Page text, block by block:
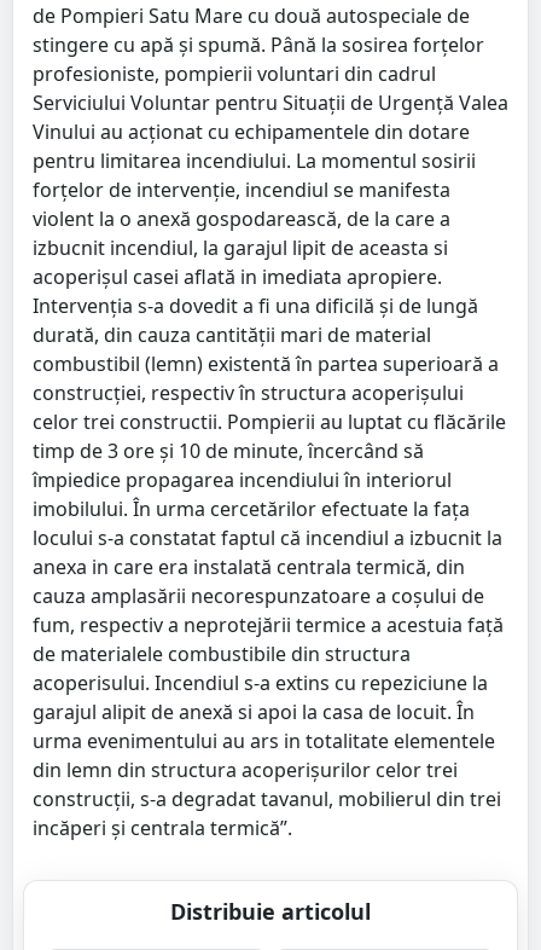
de Pompieri Satu Mare cu două autospeciale de
stingere cu apă și spumă. Până la sosirea forțelor
profesioniste, pompierii voluntari din cadrul
Serviciului Voluntar pentru Situaţii de Urgenţă Valea
Vinului au acționat cu echipamentele din dotare
pentru limitarea incendiului. La momentul sosirii
forțelor de intervenție, incendiul se manifesta
violent la o anexă gospodarească, de la care a
izbucnit incendiul, la garajul lipit de aceasta si
acoperișul casei aflată in imediata apropiere.
Intervenția s-a dovedit a fi una dificilă și de lungă
durată, din cauza cantității mari de material
combustibil (lemn) existentă în partea superioară a
construcției, respectiv în structura acoperișului
celor trei constructii. Pompierii au luptat cu flăcările
timp de 3 ore și 10 de minute, încercând să
împiedice propagarea incendiului în interiorul
imobilului. În urma cercetărilor efectuate la fața
locului s-a constatat faptul că incendiul a izbucnit la
anexa in care era instalată centrala termică, din
cauza amplasării necorespunzatoare a coșului de
fum, respectiv a neprotejării termice a acestuia față
de materialele combustibile din structura
acoperisului. Incendiul s-a extins cu repeziciune la
garajul alipit de anexă si apoi la casa de locuit. În
urma evenimentului au ars in totalitate elementele
din lemn din structura acoperișurilor celor trei
construcții, s-a degradat tavanul, mobilierul din trei
incăperi și centrala termică”.
Distribuie articolul